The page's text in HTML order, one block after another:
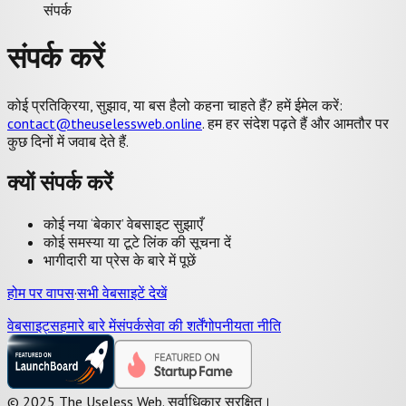
संपर्क
संपर्क करें
कोई प्रतिक्रिया, सुझाव, या बस हैलो कहना चाहते हैं?हमें ईमेल करें:
contact@theuselessweb.online. हम हर संदेश पढ़ते हैं और आमतौर पर
कुछ दिनों में जवाब देते हैं.
क्यों संपर्क करें
कोई नया ‘बेकार’ वेबसाइट सुझाएँ
कोई समस्या या टूटे लिंक की सूचना दें
भागीदारी या प्रेस के बारे में पूछें
होम पर वापस·सभी वेबसाइटें देखें
वेबसाइट्सहमारे बारे मेंसंपर्कसेवा की शर्तेंगोपनीयता नीति
© 2025 The Useless Web. सर्वाधिकार सुरक्षित।